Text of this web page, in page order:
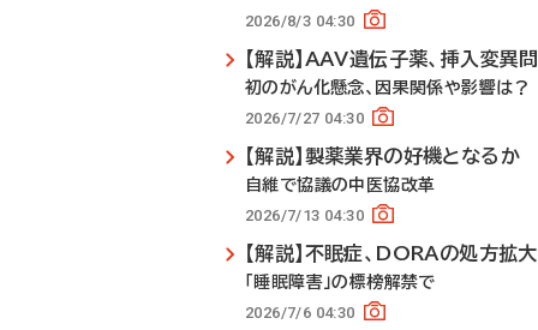
2026/8/3 04:30
【解説】AAV遺伝子薬、挿入変異
初のがん化懸念、因果関係や影響は？
2026/7/27 04:30
【解説】製薬業界の好機となるか
自維で協議の中医協改革
2026/7/13 04:30
【解説】不眠症、DORAの処方拡
「睡眠障害」の標榜解禁で
2026/7/6 04:30